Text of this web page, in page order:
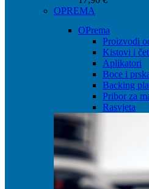
OPREMA
OPrema
Proizvodi
Kistovi i
Aplikatori
Boce i
Backing
Pribor za
Rasvjeta